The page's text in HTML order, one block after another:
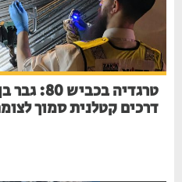
דרכים קטלנית סמוך לצומת